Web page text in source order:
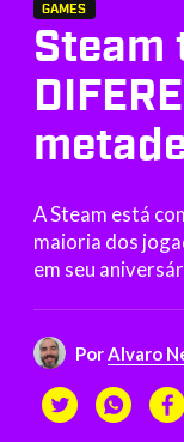
GAMES
Steam
A Steam está
maioria dos
em seu
Por Alvaro